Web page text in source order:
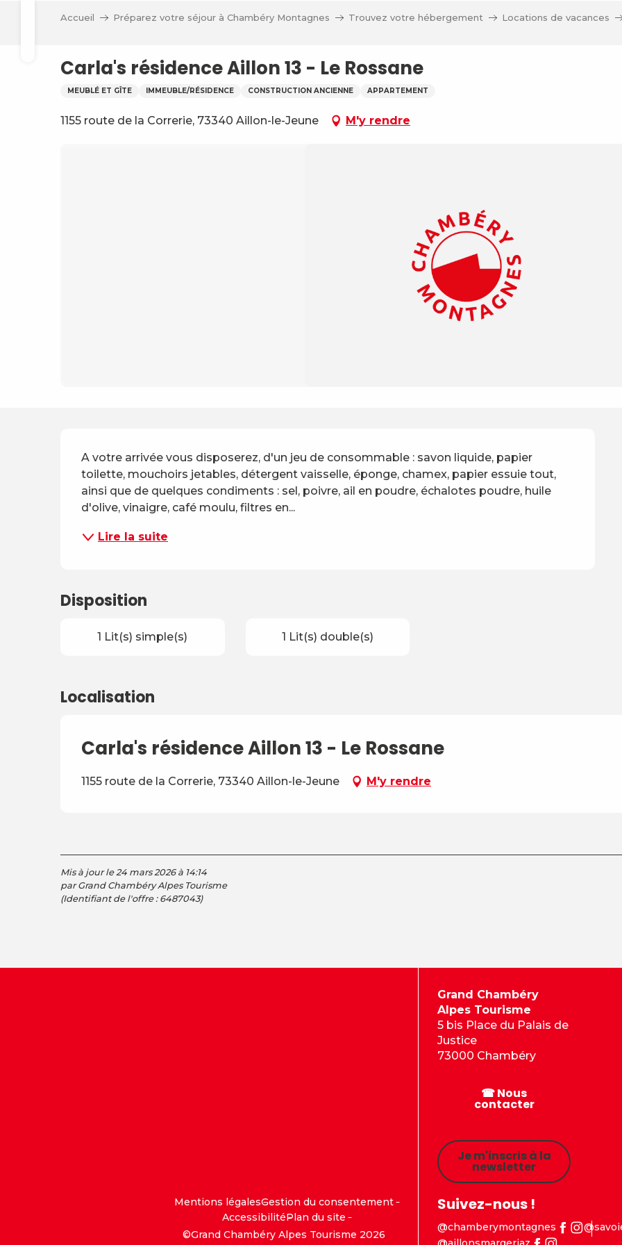
Accueil Préparez votre séjour à Chambéry Montagnes Trouvez votre hébergement Locations de vacances
Carla's résidence Aillon 13 - Le Rossane
MEUBLÉ ET GÎTE IMMEUBLE/RÉSIDENCE CONSTRUCTION ANCIENNE APPARTEMENT
1155 route de la Correrie, 73340 Aillon-le-Jeune M'y rendre
Description
A votre arrivée vous disposerez, d'un jeu de consommable : savon liquide, papier
toilette, mouchoirs jetables, détergent vaisselle, éponge, chamex, papier essuie tout,
ainsi que de quelques condiments : sel, poivre, ail en poudre, échalotes poudre, huile
d'olive, vinaigre, café moulu, filtres en...
Lire la suite
Disposition
1 Lit(s) simple(s) 1 Lit(s) double(s)
Localisation
Carla's résidence Aillon 13 - Le Rossane
1155 route de la Correrie, 73340 Aillon-le-Jeune M'y rendre
Mis à jour le 24 mars 2026 à 14:14
par Grand Chambéry Alpes Tourisme
(Identifiant de l'offre : 6487043)
Mentions légalesGestion du consentement
AccessibilitéPlan du site
©Grand Chambéry Alpes Tourisme 2026
Grand Chambéry
Alpes Tourisme
5 bis Place du Palais de
Justice
73000 Chambéry
☎ Nous
contacter
Je m'inscris à la
newsletter
Suivez-nous !
@chamberymontagnes